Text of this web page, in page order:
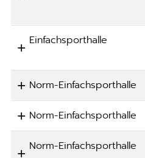
Einfachsporthalle
Norm-Einfachsporthalle
Norm-Einfachsporthalle
Norm-Einfachsporthalle